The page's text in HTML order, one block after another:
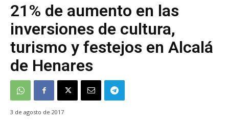
21% de aumento en las
inversiones de cultura,
turismo y festejos en Alcalá
de Henares
3 de agosto de 2017